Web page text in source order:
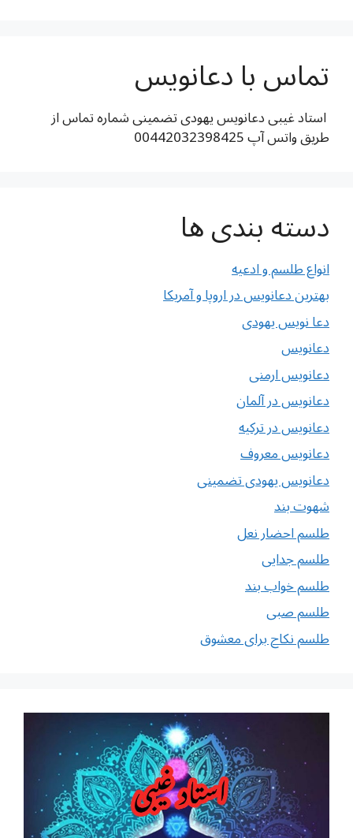
تماس با دعانویس
استاد غیبی دعانویس یهودی تضمینی شماره تماس از
طریق واتس آپ 00442032398425
دسته بندی ها
انواع طلسم و ادعیه
بهترین دعانویس در اروپا و آمریکا
دعا نویس یهودی
دعانویس
دعانویس ارمنی
دعانویس در آلمان
دعانویس در ترکیه
دعانویس معروف
دعانویس یهودی تضمینی
شهوت بند
طلسم احضار نعل
طلسم جدایی
طلسم خواب بند
طلسم صبی
طلسم نکاح برای معشوق